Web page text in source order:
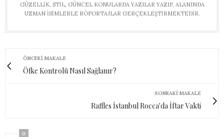
GÜZELLIK, STIL, GÜNCEL KONULARDA YAZILAR YAZIP, ALANINDA
UZMAN ISIMLERLE RÖPORTAJLAR GERÇEKLEŞTIRMEKTEDIR.
ÖNCEKI MAKALE
Öfke Kontrolü Nasıl Sağlanır?
SONRAKI MAKALE
Raffles İstanbul Rocca'da İftar Vakti
0